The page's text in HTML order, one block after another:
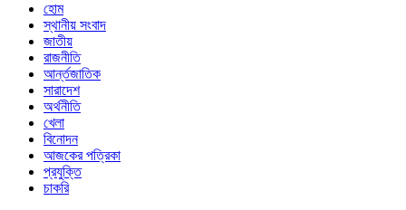
হোম
স্থানীয় সংবাদ
জাতীয়
রাজনীতি
আর্ন্তজাতিক
সারাদেশ
অর্থনীতি
খেলা
বিনোদন
আজকের পত্রিকা
প্রযুক্তি
চাকরি